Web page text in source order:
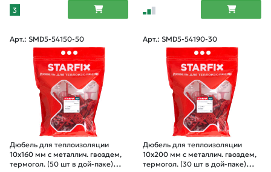
3
Арт.: SMD5-54150-50
Дюбель для теплоизоляции
10х160 мм с металлич. гвоздем,
термогол. (50 шт в дой-паке)
Арт.: SMD5-54190-30
Дюбель для теплоизоляции
10х200 мм с металлич. гвоздем,
термогол. (30 шт в дой-паке)